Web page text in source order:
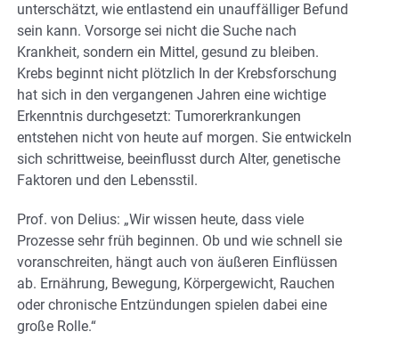
unterschätzt, wie entlastend ein unauffälliger Befund
sein kann. Vorsorge sei nicht die Suche nach
Krankheit, sondern ein Mittel, gesund zu bleiben.
Krebs beginnt nicht plötzlich In der Krebsforschung
hat sich in den vergangenen Jahren eine wichtige
Erkenntnis durchgesetzt: Tumorerkrankungen
entstehen nicht von heute auf morgen. Sie entwickeln
sich schrittweise, beeinflusst durch Alter, genetische
Faktoren und den Lebensstil.
Prof. von Delius: „Wir wissen heute, dass viele
Prozesse sehr früh beginnen. Ob und wie schnell sie
voranschreiten, hängt auch von äußeren Einflüssen
ab. Ernährung, Bewegung, Körpergewicht, Rauchen
oder chronische Entzündungen spielen dabei eine
große Rolle.“